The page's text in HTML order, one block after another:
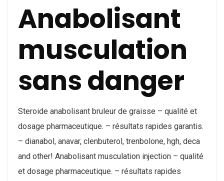
Anabolisant
musculation
sans danger
Steroide anabolisant bruleur de graisse – qualité et
dosage pharmaceutique. – résultats rapides garantis.
– dianabol, anavar, clenbuterol, trenbolone, hgh, deca
and other! Anabolisant musculation injection – qualité
et dosage pharmaceutique. – résultats rapides